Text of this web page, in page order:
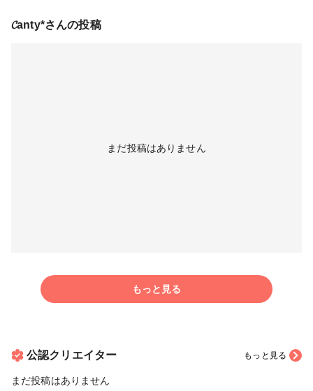
𝓒anty*さんの投稿
まだ投稿はありません
もっと見る
公認クリエイター もっと見る
まだ投稿はありません